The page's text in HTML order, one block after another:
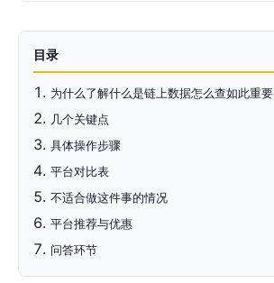
目录
为什么了解什么是链上数据怎么查如此重要
几个关键点
具体操作步骤
平台对比表
不适合做这件事的情况
平台推荐与优惠
问答环节